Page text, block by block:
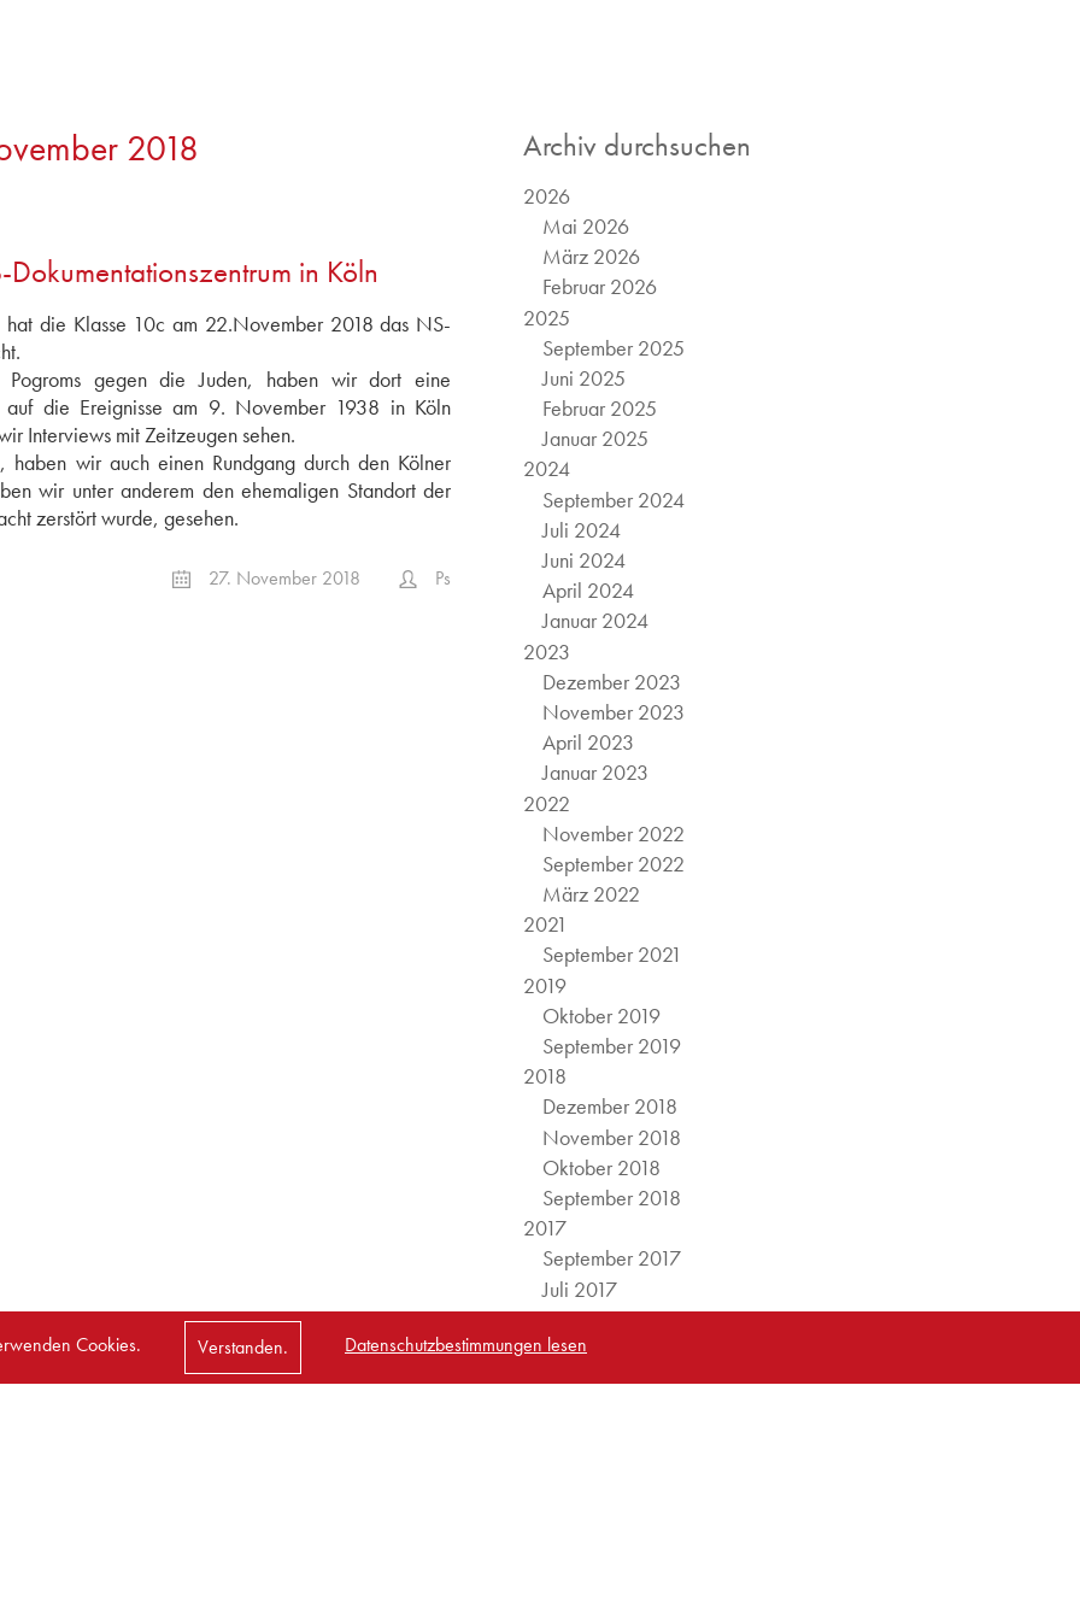
Archiv durchsuchen
2026
Mai 2026
März 2026
Februar 2026
2025
September 2025
Juni 2025
Februar 2025
Januar 2025
2024
September 2024
Juli 2024
Juni 2024
April 2024
Januar 2024
2023
Dezember 2023
November 2023
April 2023
Januar 2023
2022
November 2022
September 2022
März 2022
2021
September 2021
2019
Oktober 2019
September 2019
2018
Dezember 2018
November 2018
Oktober 2018
September 2018
2017
September 2017
Juli 2017
Juni 2017
2016
September 2016
2018
in Köln
hat die Klasse 10c am 22.November 2018 das NS-
Pogroms gegen die Juden, haben wir dort eine
auf die Ereignisse am 9. November 1938 in Köln
Interviews mit Zeitzeugen sehen.
haben wir auch einen Rundgang durch den Kölner
wir unter anderem den ehemaligen Standort der
zerstört wurde, gesehen.
27. November 2018 Ps
Cookies. Verstanden. Datenschutzbestimmungen lesen